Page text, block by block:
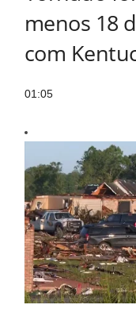
menos 18
com
01:05